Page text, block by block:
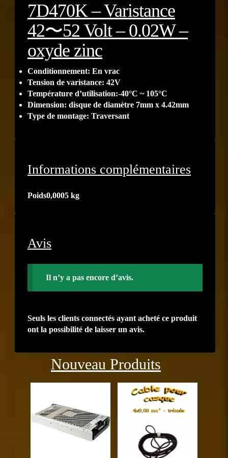
7D470K – Varistance
42〜52 Volt – 0.02W –
oxyde zinc
Conditionnement: En vrac
Tension de varistance: 42V
Température d’utilisation:-40°C ~ 105°C
Dimension: disque de diamètre 7mm x 4.42mm
Type de montage: Traversant
Informations complémentaires
Poids0,0005 kg
Avis
Il n’y a pas encore d’avis.
Seuls les clients connectés ayant acheté ce produit
ont la possibilité de laisser un avis.
Nouveau Produits
Précédent